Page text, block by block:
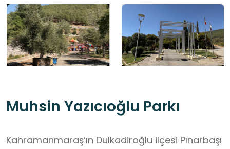
Muhsin Yazıcıoğlu Parkı
Kahramanmaraş’ın Dulkadiroğlu ilçesi Pınarbaşı